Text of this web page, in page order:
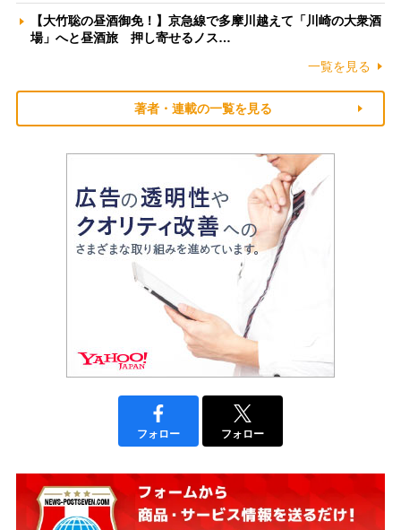
【大竹聡の昼酒御免！】京急線で多摩川越えて「川崎の大衆酒
場」へと昼酒旅 押し寄せるノス…
一覧を見る
著者・連載の一覧を見る
フォロー フォロー